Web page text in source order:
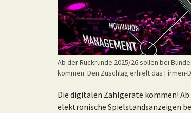
Ab der Rückrunde 2025/26 sollen bei
kommen. Den Zuschlag erhielt das
Die digitalen Zählgeräte kommen!
elektronische Spielstandsanzeigen